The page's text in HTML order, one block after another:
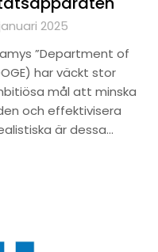
2025
”Department of
har väckt stor
mål att minska
och effektivisera
är dessa…